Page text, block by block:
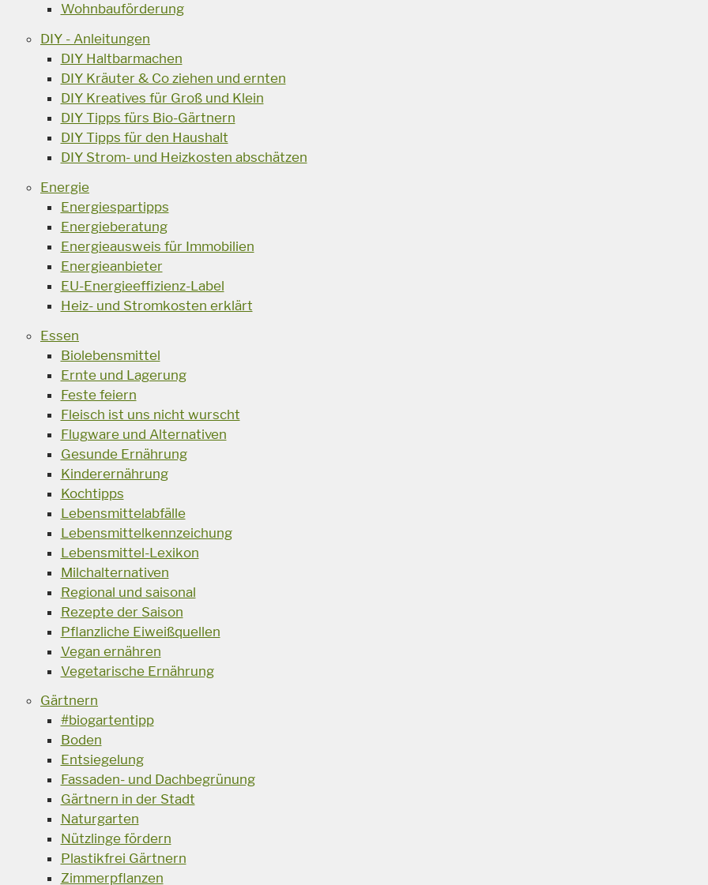
Wohnbauförderung
DIY - Anleitungen
DIY Haltbarmachen
DIY Kräuter & Co ziehen und ernten
DIY Kreatives für Groß und Klein
DIY Tipps fürs Bio-Gärtnern
DIY Tipps für den Haushalt
DIY Strom- und Heizkosten abschätzen
Energie
Energiespartipps
Energieberatung
Energieausweis für Immobilien
Energieanbieter
EU-Energieeffizienz-Label
Heiz- und Stromkosten erklärt
Essen
Biolebensmittel
Ernte und Lagerung
Feste feiern
Fleisch ist uns nicht wurscht
Flugware und Alternativen
Gesunde Ernährung
Kinderernährung
Kochtipps
Lebensmittelabfälle
Lebensmittelkennzeichung
Lebensmittel-Lexikon
Milchalternativen
Regional und saisonal
Rezepte der Saison
Pflanzliche Eiweißquellen
Vegan ernähren
Vegetarische Ernährung
Gärtnern
#biogartentipp
Boden
Entsiegelung
Fassaden- und Dachbegrünung
Gärtnern in der Stadt
Naturgarten
Nützlinge fördern
Plastikfrei Gärtnern
Zimmerpflanzen